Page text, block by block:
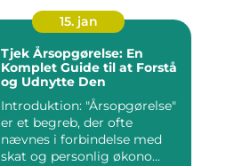
15. jan
Tjek Årsopgørelse: En
Komplet Guide til at Forstå
og Udnytte Den
Introduktion: "Årsopgørelse"
er et begreb, der ofte
nævnes i forbindelse med
skat og personlig økono...